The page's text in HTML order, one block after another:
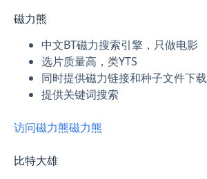
磁力熊
中文BT磁力搜索引擎，只做电影
选片质量高，类YTS
同时提供磁力链接和种子文件下载
提供关键词搜索
访问磁力熊磁力熊
比特大雄